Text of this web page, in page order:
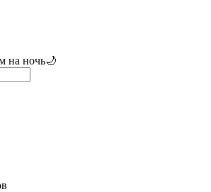
на ночь🌙